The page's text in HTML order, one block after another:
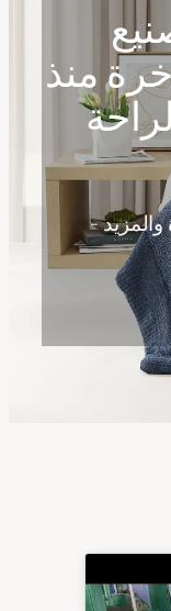
منذ
الراحة
-